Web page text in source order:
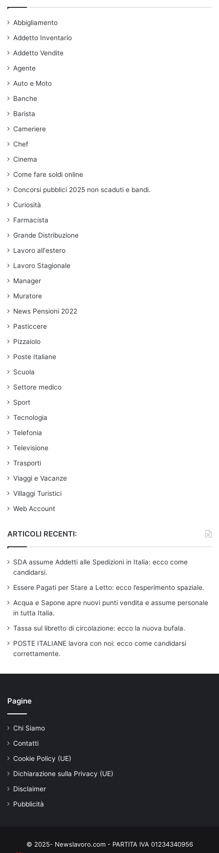
Abbigliamento
Addetto Inventario
Addetto Vendite
Agente
Auto e Moto
Banche
Barista
Cameriere
Chef
Cinema
Come fare soldi online
Concorsi pubblici 2025 non scaduti e bandi.
Curiosità
Farmacista
Grande Distribuzione
Lavoro all'estero
Lavoro Stagionale
Manager
Muratore
News Pensioni 2022
Pasticcere
Pizzaiolo
Poste Italiane
Scuola
Settore medico
Sport
Tecnologia
Telefonia
Televisione
Trasporti
Viaggi e Vacanze
Villaggi Turistici
Web Account
ARTICOLI RECENTI:
SDA assume Addetti alle Spedizioni in Italia: ecco come
candidarsi.
Essere Pagati per Stare a Letto: ecco l’esperimento spaziale.
Acqua e Sapone apre nuovi punti vendita e assume personale
in tutta Italia.
Tassa sul libretto di circolazione: ecco la nuova bufala.
POSTE ITALIANE lavora con noi: ecco come candidarsi
correttamente.
Pagine
Chi Siamo
Contatti
Cookie Policy (UE)
Dichiarazione sulla Privacy (UE)
Disclaimer
Pubblicità
© 2025- Newslavoro.com - PARTITA IVA 01234340956